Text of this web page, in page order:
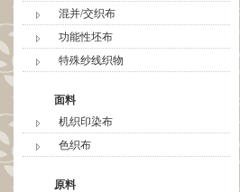
混并/交织布
功能性坯布
特殊纱线织物
面料
机织印染布
色织布
原料